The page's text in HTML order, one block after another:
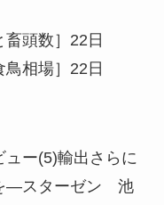
畜頭数］22日
鳥相場］22日
ュー(5)輸出さらに
—スターゼン 池